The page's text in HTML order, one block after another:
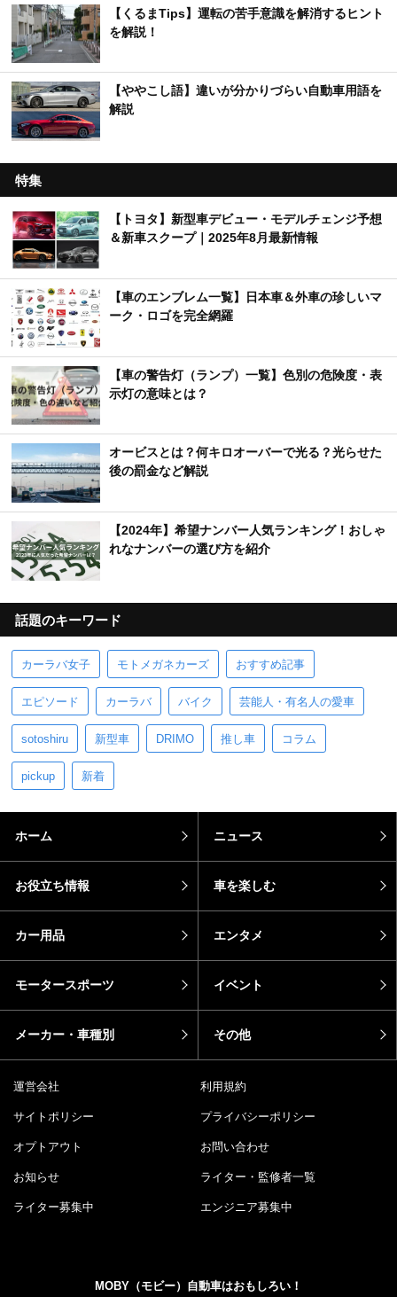
【くるまTips】運転の苦手意識を解消するヒント
を解説！
【ややこし語】違いが分かりづらい自動車用語を
解説
特集
【トヨタ】新型車デビュー・モデルチェンジ予想
＆新車スクープ｜2025年8月最新情報
【車のエンブレム一覧】日本車＆外車の珍しいマ
ーク・ロゴを完全網羅
【車の警告灯（ランプ）一覧】色別の危険度・表
示灯の意味とは？
オービスとは？何キロオーバーで光る？光らせた
後の罰金など解説
【2024年】希望ナンバー人気ランキング！おしゃ
れなナンバーの選び方を紹介
話題のキーワード
カーラバ女子 モトメガネカーズ おすすめ記事
エピソード カーラバ バイク 芸能人・有名人の愛車
sotoshiru 新型車 DRIMO 推し車 コラム
pickup 新着
ホーム ニュース
お役立ち情報 車を楽しむ
カー用品 エンタメ
モータースポーツ イベント
メーカー・車種別 その他
運営会社 利用規約
サイトポリシー プライバシーポリシー
オプトアウト お問い合わせ
お知らせ ライター・監修者一覧
ライター募集中 エンジニア募集中
MOBY（モビー）自動車はおもしろい！